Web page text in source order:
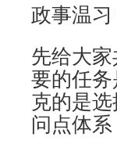
政事温
先给大
要的任
克的是
问点体